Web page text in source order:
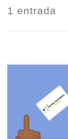
1 entrada
El 8 de
que duró
tortuosa
para una